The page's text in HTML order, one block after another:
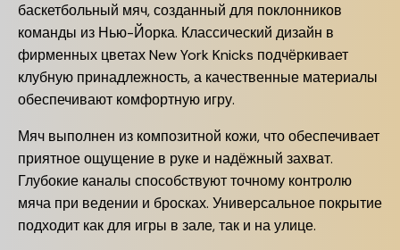
баскетбольный мяч, созданный для поклонников
команды из Нью-Йорка. Классический дизайн в
фирменных цветах New York Knicks подчёркивает
клубную принадлежность, а качественные материалы
обеспечивают комфортную игру.
Мяч выполнен из композитной кожи, что обеспечивает
приятное ощущение в руке и надёжный захват.
Глубокие каналы способствуют точному контролю
мяча при ведении и бросках. Универсальное покрытие
подходит как для игры в зале, так и на улице.